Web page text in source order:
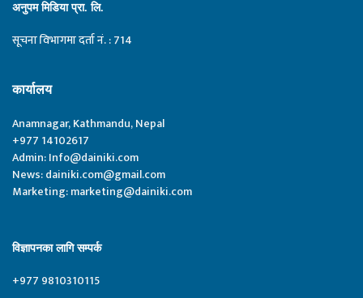
अनुपम मिडिया प्रा. लि.
सूचना विभागमा दर्ता नं. : 714
कार्यालय
Anamnagar, Kathmandu, Nepal
+977 14102617
Admin:Info@dainiki.com
News:dainiki.com@gmail.com
Marketing:marketing@dainiki.com
विज्ञापनका लागि सम्पर्क
+977 9810310115